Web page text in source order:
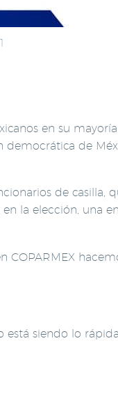
en su
de
de casilla,
la elección, una
COPARMEX
está siendo lo